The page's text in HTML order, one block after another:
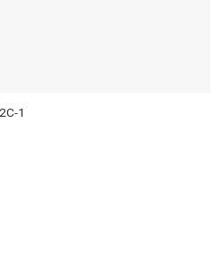
1